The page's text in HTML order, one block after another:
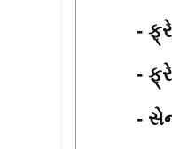
-
-
-